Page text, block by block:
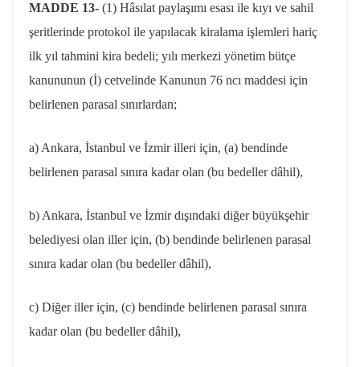
MADDE 13- (1) Hâsılat paylaşımı esası ile kıyı ve sahil
şeritlerinde protokol ile yapılacak kiralama işlemleri hariç
ilk yıl tahmini kira bedeli; yılı merkezi yönetim bütçe
kanununun (İ) cetvelinde Kanunun 76 ncı maddesi için
belirlenen parasal sınırlardan;
a) Ankara, İstanbul ve İzmir illeri için, (a) bendinde
belirlenen parasal sınıra kadar olan (bu bedeller dâhil),
b) Ankara, İstanbul ve İzmir dışındaki diğer büyükşehir
belediyesi olan iller için, (b) bendinde belirlenen parasal
sınıra kadar olan (bu bedeller dâhil),
c) Diğer iller için, (c) bendinde belirlenen parasal sınıra
kadar olan (bu bedeller dâhil),